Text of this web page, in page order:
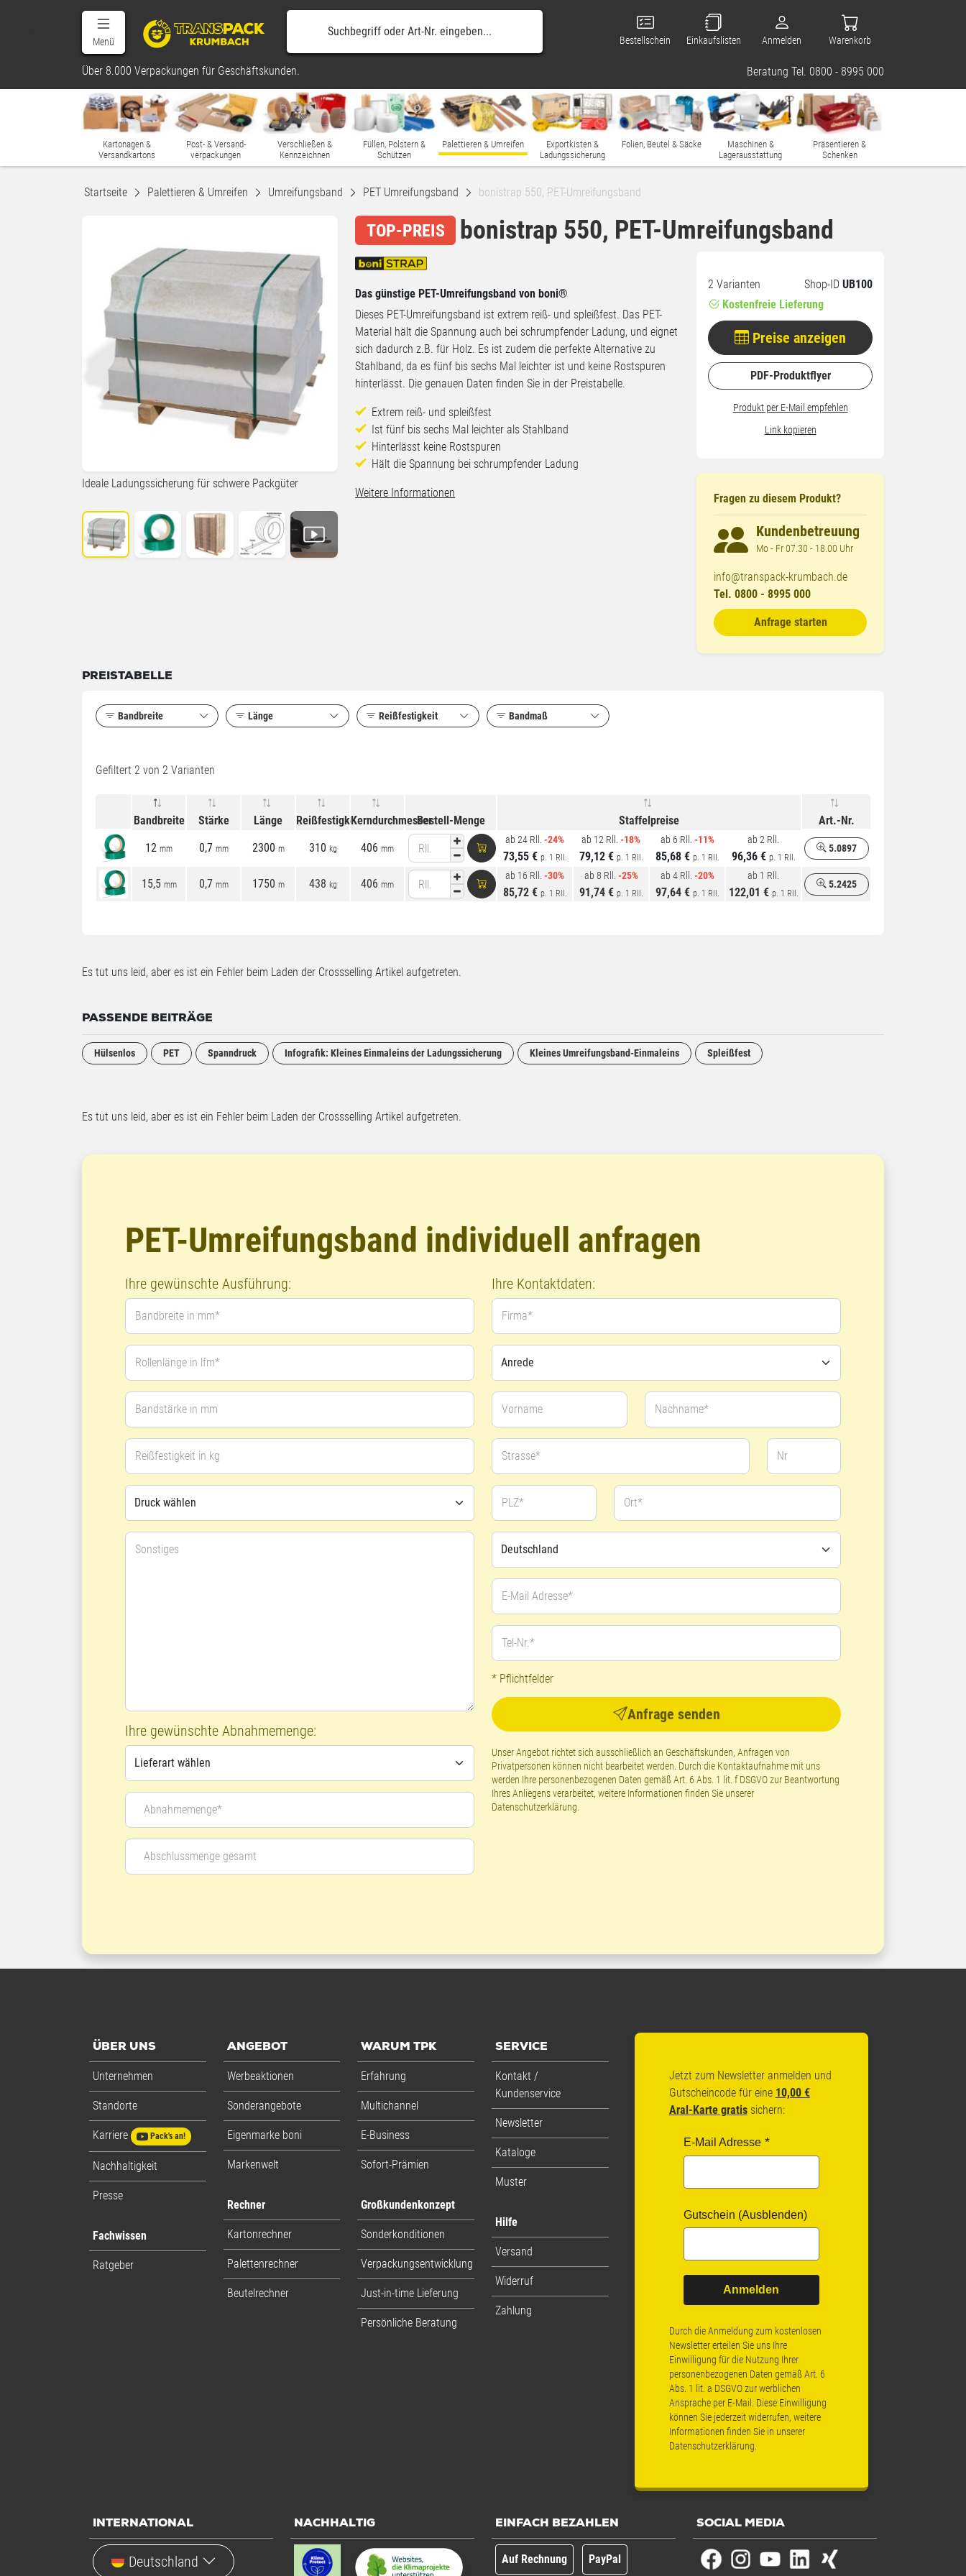
Menü Bestellschein Einkaufslisten Anmelden Warenkorb
Über 8.000 Verpackungen für Geschäftskunden. Beratung Tel. 0800 - 8995 000
Kartonagen &
Versandkartons
Post- & Versand-
verpackungen
Verschließen &
Kennzeichnen
Füllen, Polstern &
Schützen
Palettieren & Umreifen
Exportkisten &
Ladungssicherung
Folien, Beutel & Säcke
Maschinen &
Lagerausstattung
Präsentieren &
Schenken
Startseite Palettieren & Umreifen Umreifungsband PET Umreifungsband bonistrap 550, PET-Umreifungsband
TOP-PREIS bonistrap 550, PET-Umreifungsband
Ideale Ladungssicherung für schwere Packgüter
2 Varianten Shop-ID UB100
Kostenfreie Lieferung
Preise anzeigen
PDF-Produktflyer
Produkt per E-Mail empfehlen
Link kopieren
Fragen zu diesem Produkt?
Kundenbetreuung
Mo - Fr 07.30 - 18.00 Uhr
info@transpack-krumbach.de
Tel. 0800 - 8995 000
Anfrage starten
Das günstige PET-Umreifungsband von boni®
Dieses PET-Umreifungsband ist extrem reiß- und spleißfest. Das PET-
Material hält die Spannung auch bei schrumpfender Ladung, und eignet
sich dadurch z.B. für Holz. Es ist zudem die perfekte Alternative zu
Stahlband, da es fünf bis sechs Mal leichter ist und keine Rostspuren
hinterlässt. Die genauen Daten finden Sie in der Preistabelle.
Extrem reiß- und spleißfest
Ist fünf bis sechs Mal leichter als Stahlband
Hinterlässt keine Rostspuren
Hält die Spannung bei schrumpfender Ladung
Weitere Informationen
PREISTABELLE
Bandbreite Länge Reißfestigkeit Bandmaß
Gefiltert 2 von 2 Varianten
Bandbreite Stärke Länge ReißfestigkeitKerndurchmesserBestell-Menge Staffelpreise
Art.-Nr.
12 mm 0,7 mm 2300 m 310 kg 406 mm Rll.
ab 24 Rll. -24%
73,55 € p. 1 Rll.
ab 12 Rll. -18%
79,12 € p. 1 Rll.
ab 6 Rll. -11%
85,68 € p. 1 Rll.
ab 2 Rll.
96,36 € p. 1 Rll.
5.0897
15,5 mm 0,7 mm 1750 m 438 kg 406 mm Rll.
ab 16 Rll. -30%
85,72 € p. 1 Rll.
ab 8 Rll. -25%
91,74 € p. 1 Rll.
ab 4 Rll. -20%
97,64 € p. 1 Rll.
ab 1 Rll.
122,01 € p. 1 Rll.
5.2425
Es tut uns leid, aber es ist ein Fehler beim Laden der Crossselling Artikel aufgetreten.
PASSENDE BEITRÄGE
Hülsenlos PET Spanndruck Infografik: Kleines Einmaleins der Ladungssicherung Kleines Umreifungsband-Einmaleins Spleißfest
Es tut uns leid, aber es ist ein Fehler beim Laden der Crossselling Artikel aufgetreten.
PET-Umreifungsband individuell anfragen
Ihre gewünschte Ausführung:
Bandbreite in mm*
Rollenlänge in lfm*
Bandstärke in mm
Reißfestigkeit in kg
Sonstiges
Ihre gewünschte Abnahmemenge:
Abnahmemenge*
Abschlussmenge gesamt
Ihre Kontaktdaten:
Firma*
Vorname Nachname*
Strasse* Nr
PLZ* Ort*
E-Mail Adresse*
Tel-Nr.*
* Pflichtfelder
Anfrage senden
Unser Angebot richtet sich ausschließlich an Geschäftskunden, Anfragen von
Privatpersonen können nicht bearbeitet werden. Durch die Kontaktaufnahme mit uns
werden Ihre personenbezogenen Daten gemäß Art. 6 Abs. 1 lit. f DSGVO zur Beantwortung
Ihres Anliegens verarbeitet, weitere Informationen finden Sie unserer
Datenschutzerklärung
ÜBER UNS
Unternehmen
Standorte
Karriere Pack's an!
Nachhaltigkeit
Presse
Fachwissen
Ratgeber
ANGEBOT
Werbeaktionen
Sonderangebote
Eigenmarke boni
Markenwelt
Rechner
Kartonrechner
Palettenrechner
Beutelrechner
WARUM TPK
Erfahrung
Multichannel
E-Business
Sofort-Prämien
Großkundenkonzept
Sonderkonditionen
Verpackungsentwicklung
Just-in-time Lieferung
Persönliche Beratung
SERVICE
Kontakt /
Kundenservice
Newsletter
Kataloge
Muster
Hilfe
Versand
Widerruf
Zahlung
Jetzt zum Newsletter anmelden und
Gutscheincode für eine 10,00 €
Aral-Karte gratissichern:
E-Mail Adresse
Gutschein (Ausblenden)
Anmelden
Durch die Anmeldung zum kostenlosen
Newsletter erteilen Sie uns Ihre
Einwilligung für die Nutzung Ihrer
personenbezogenen Daten gemäß Art. 6
Abs. 1 lit. a DSGVO zur werblichen
Ansprache per E-Mail. Diese Einwilligung
können Sie jederzeit widerrufen, weitere
Informationen finden Sie in unserer
Datenschutzerklärung
INTERNATIONAL
Deutschland
NACHHALTIG EINFACH BEZAHLEN
Auf Rechnung PayPal
SOCIAL MEDIA